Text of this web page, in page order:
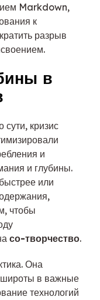
Markdown,
к
разрыв
в
сути, кризис
и
и глубины.
или
чтобы
со-творчество.
Она
широты в важные
технологий